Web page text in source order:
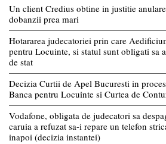
Un client Credius obtine in justitie
dobanzii prea mari
Hotararea judecatoriei prin care
pentru Locuinte, si statul sunt obligati sa
de stat
Decizia Curtii de Apel Bucuresti in
Banca pentru Locuinte si Curtea de
Vodafone, obligata de judecatori sa
caruia a refuzat sa-i repare un telefon
inapoi (decizia instantei)